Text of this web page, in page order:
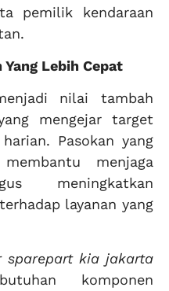
pemilik kendaraan
Lebih Cepat
nilai tambah
mengejar target
Pasokan yang
menjaga
meningkatkan
layanan yang
sparepart kia jakarta
komponen